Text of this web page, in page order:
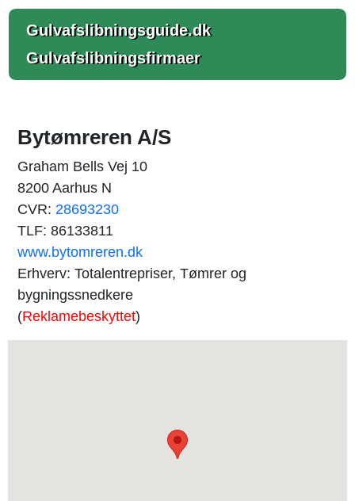
Gulvafslibningsguide.dk
Gulvafslibningsfirmaer
Bytømreren A/S
Graham Bells Vej 10
8200 Aarhus N
CVR: 28693230
TLF: 86133811
www.bytomreren.dk
Erhverv: Totalentrepriser, Tømrer og
bygningssnedkere
(Reklamebeskyttet)